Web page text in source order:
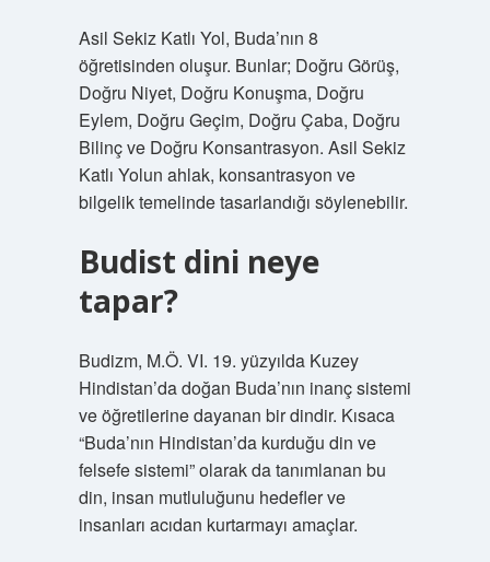
Asil Sekiz Katlı Yol, Buda’nın 8
öğretisinden oluşur. Bunlar; Doğru Görüş,
Doğru Niyet, Doğru Konuşma, Doğru
Eylem, Doğru Geçim, Doğru Çaba, Doğru
Bilinç ve Doğru Konsantrasyon. Asil Sekiz
Katlı Yolun ahlak, konsantrasyon ve
bilgelik temelinde tasarlandığı söylenebilir.
Budist dini neye
tapar?
Budizm, M.Ö. VI. 19. yüzyılda Kuzey
Hindistan’da doğan Buda’nın inanç sistemi
ve öğretilerine dayanan bir dindir. Kısaca
“Buda’nın Hindistan’da kurduğu din ve
felsefe sistemi” olarak da tanımlanan bu
din, insan mutluluğunu hedefler ve
insanları acıdan kurtarmayı amaçlar.